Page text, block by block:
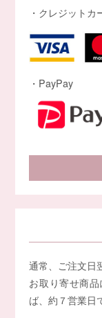
・クレジットカ
・PayPay
通常、ご注文日
お取り寄せ商
ば、約７営業日